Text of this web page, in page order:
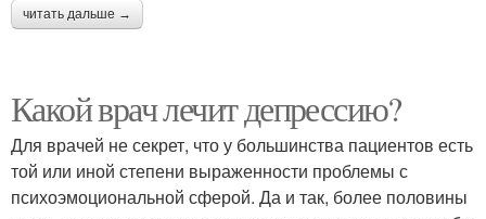
читать дальше →
Какой врач лечит депрессию?
Для врачей не секрет, что у большинства пациентов есть
той или иной степени выраженности проблемы с
психоэмоциональной сферой. Да и так, более половины